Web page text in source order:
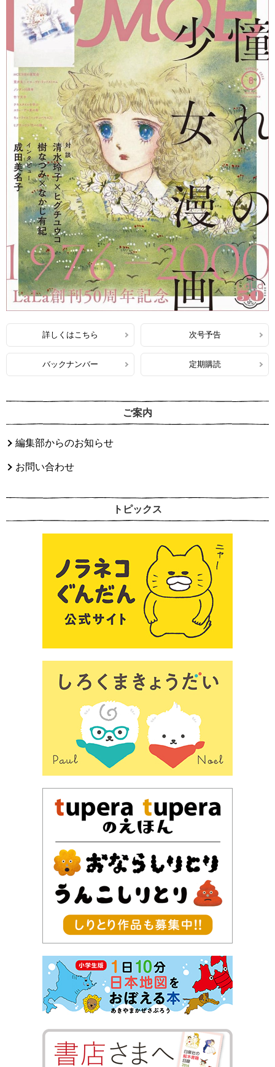
詳しくはこちら 次号予告
バックナンバー 定期購読
ご案内
編集部からのお知らせ
お問い合わせ
トピックス